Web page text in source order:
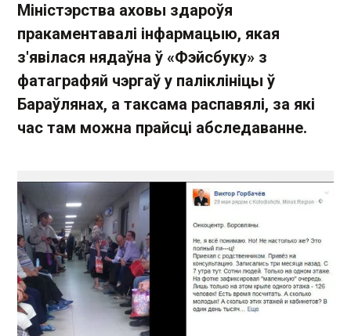
Міністэрства аховы здароўя
пракаментавалі інфармацыю, якая
з'явілася нядаўна ў «Фэйсбуку» з
фатаграфяй чэргаў у паліклініцы ў
Бараўлянах, а таксама распавялі, за які
час там можна прайсці абследаванне.